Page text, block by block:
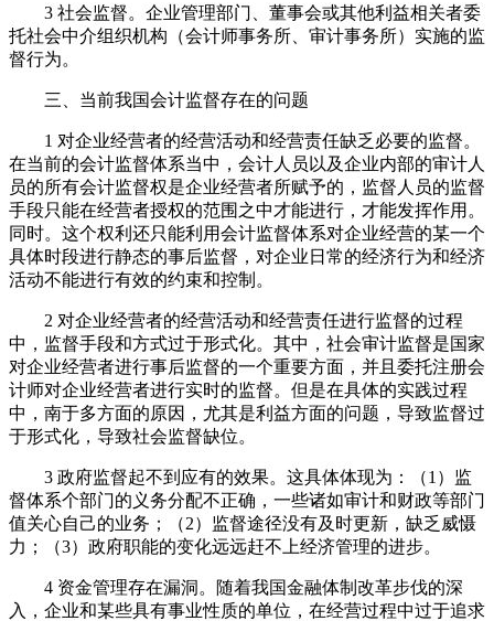
3 社会监督。企业管理部门、董事会或其他利益相关者委
托社会中介组织机构（会计师事务所、审计事务所）实施的监
督行为。
三、当前我国会计监督存在的问题
1 对企业经营者的经营活动和经营责任缺乏必要的监督。
在当前的会计监督体系当中，会计人员以及企业内部的审计人
员的所有会计监督权是企业经营者所赋予的，监督人员的监督
手段只能在经营者授权的范围之中才能进行，才能发挥作用。
同时。这个权利还只能利用会计监督体系对企业经营的某一个
具体时段进行静态的事后监督，对企业日常的经济行为和经济
活动不能进行有效的约束和控制。
2 对企业经营者的经营活动和经营责任进行监督的过程
中，监督手段和方式过于形式化。其中，社会审计监督是国家
对企业经营者进行事后监督的一个重要方面，并且委托注册会
计师对企业经营者进行实时的监督。但是在具体的实践过程
中，南于多方面的原因，尤其是利益方面的问题，导致监督过
于形式化，导致社会监督缺位。
3 政府监督起不到应有的效果。这具体体现为：（1）监
督体系个部门的义务分配不正确，一些诸如审计和财政等部门
值关心自己的业务；（2）监督途径没有及时更新，缺乏威慑
力；（3）政府职能的变化远远赶不上经济管理的进步。
4 资金管理存在漏洞。随着我国金融体制改革步伐的深
入，企业和某些具有事业性质的单位，在经营过程中过于追求